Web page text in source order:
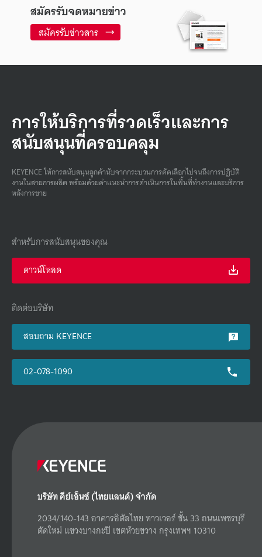
สมัครรับจดหมายข่าว
สมัครรับข่าวสาร
การให้บริการที่รวดเร็วและการ
สนับสนุนที่ครอบคลุม
KEYENCE ให้การสนับสนุนลูกค้านับจากกระบวนการคัดเลือกไปจนถึงการปฏิบัติ
งานในสายการผลิต พร้อมด้วยคําแนะนําการดําเนินการในพื้นที่ทํางานและบริการ
หลังการขาย
สำหรับการสนับสนุนของคุณ
ดาวน์โหลด
ติดต่อบริษัท
สอบถาม KEYENCE
02-078-1090
บริษัท คีย์เอ็นซ์ (ไทยแลนด์) จำกัด
2034/140-143 อาคารอิตัลไทย ทาวเวอร์ ชั้น 33 ถนนเพชรบุรี
ตัดใหม่ แขวงบางกะปิ เขตห้วยขวาง กรุงเทพฯ 10310